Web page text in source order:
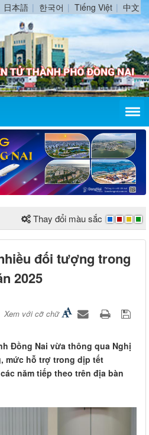
日本語 한국어 Tiếng Việt 中文
Thay đổi màu sắc
đối tượng trong
2025
Xem với cỡ chữ
Đồng Nai vừa thông qua Nghị
mức hỗ trợ trong dịp tết
năm tiếp theo trên địa bàn